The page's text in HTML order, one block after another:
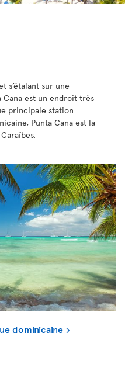
s’étalant sur une
Cana est un endroit très
principale station
Punta Cana est la
dominicaine